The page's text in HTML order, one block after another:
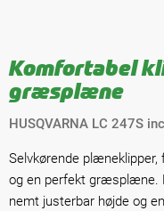
Komfortabel
græsplæne
HUSQVARNA LC 247S
Selvkørende
og en perfekt græsplæne.
nemt justerbar højde og